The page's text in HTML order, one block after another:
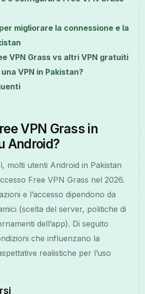
migliorare la connessione e la
VPN Grass vs altri VPN gratuiti
VPN in Pakistan?
VPN Grass in
Android?
molti utenti Android in Pakistan
Free VPN Grass nel 2026.
e l’accesso dipendono da
(scelta del server, politiche di
dell’app). Di seguito
che influenzano la
realistiche per l’uso